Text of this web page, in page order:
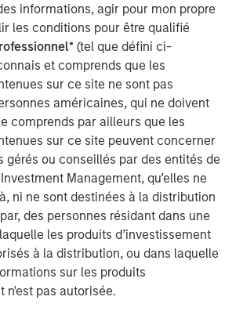
informations, agir pour mon propre
les conditions pour être qualifié
* (tel que défini ci-
et comprends que les
sur ce site ne sont pas
américaines, qui ne doivent
comprends par ailleurs que les
sur ce site peuvent concerner
gérés ou conseillés par des entités de
Management, qu’elles ne
ni ne sont destinées à la distribution
des personnes résidant dans une
les produits d’investissement
à la distribution, ou dans laquelle
sur les produits
n'est pas autorisée.
offer) of Kublai GmbH, Frankfurt am
affiliate of funds managed and
Stanley Infrastructure Inc., to the
Columbus AG, Berlin, Germany, for
their registered no-par-value shares in
(ISIN DE000TCAG172) as well as its
convenience translation are available
of charge at BNP Paribas Securities
Branch, Europa-Allee 12, 60327
Germany (requests to be made by
address by fax to +49 69 1520 5277
version of the offer document
English convenience translation are
the internet at